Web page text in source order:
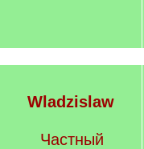
Wladzislaw
Частный